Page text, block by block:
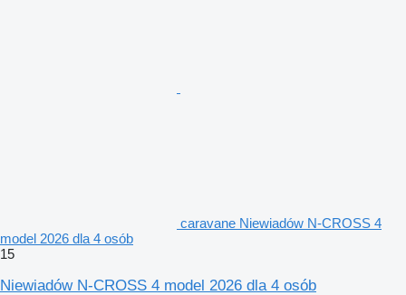
caravane Niewiadów N-CROSS 4
model 2026 dla 4 osób
15
Niewiadów N-CROSS 4 model 2026 dla 4 osób